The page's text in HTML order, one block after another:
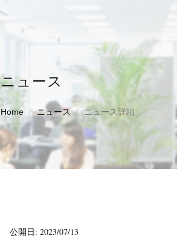
ニュース
Home ニュース ニュース詳細
公開日: 2023/07/13